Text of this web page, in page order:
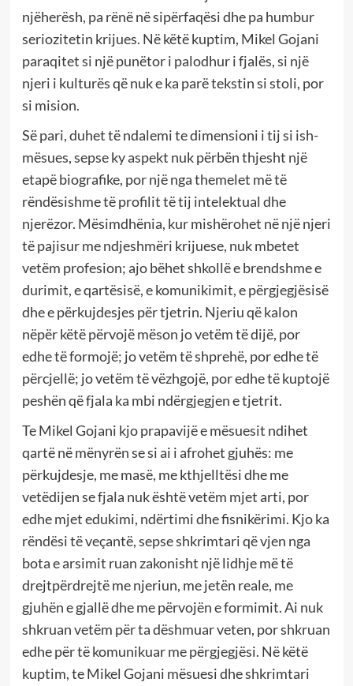
njëherësh, pa rënë në sipërfaqësi dhe pa humbur
seriozitetin krijues. Në këtë kuptim, Mikel Gojani
paraqitet si një punëtor i palodhur i fjalës, si një
njeri i kulturës që nuk e ka parë tekstin si stoli, por
si mision.
Së pari, duhet të ndalemi te dimensioni i tij si ish-
mësues, sepse ky aspekt nuk përbën thjesht një
etapë biografike, por një nga themelet më të
rëndësishme të profilit të tij intelektual dhe
njerëzor. Mësimdhënia, kur mishërohet në një njeri
të pajisur me ndjeshmëri krijuese, nuk mbetet
vetëm profesion; ajo bëhet shkollë e brendshme e
durimit, e qartësisë, e komunikimit, e përgjegjësisë
dhe e përkujdesjes për tjetrin. Njeriu që kalon
nëpër këtë përvojë mëson jo vetëm të dijë, por
edhe të formojë; jo vetëm të shprehë, por edhe të
përcjellë; jo vetëm të vëzhgojë, por edhe të kuptojë
peshën që fjala ka mbi ndërgjegjen e tjetrit.
Te Mikel Gojani kjo prapavijë e mësuesit ndihet
qartë në mënyrën se si ai i afrohet gjuhës: me
përkujdesje, me masë, me kthjelltësi dhe me
vetëdijen se fjala nuk është vetëm mjet arti, por
edhe mjet edukimi, ndërtimi dhe fisnikërimi. Kjo ka
rëndësi të veçantë, sepse shkrimtari që vjen nga
bota e arsimit ruan zakonisht një lidhje më të
drejtpërdrejtë me njeriun, me jetën reale, me
gjuhën e gjallë dhe me përvojën e formimit. Ai nuk
shkruan vetëm për ta dëshmuar veten, por shkruan
edhe për të komunikuar me përgjegjësi. Në këtë
kuptim, te Mikel Gojani mësuesi dhe shkrimtari